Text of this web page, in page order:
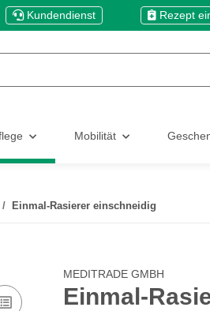
Kundendienst Rezept
Mobilität
Einmal-Rasierer einschneidig
MEDITRADE GMBH
Einmal-